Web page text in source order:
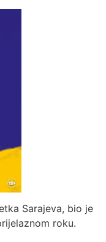
Sarajeva, bio je
roku.